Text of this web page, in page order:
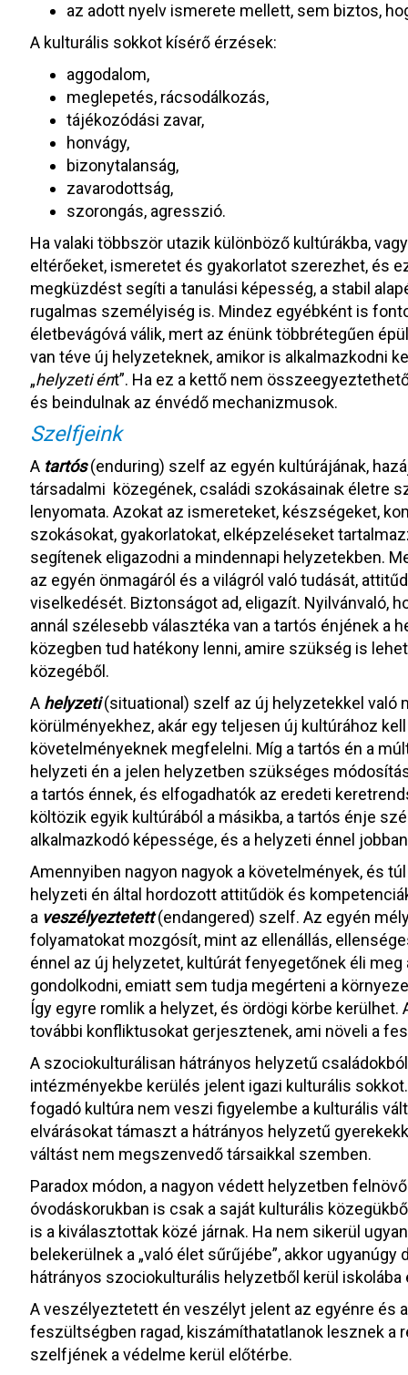
az adott nyelv ismerete mellett, sem biztos,
A kulturális sokkot kísérő érzések:
aggodalom,
meglepetés, rácsodálkozás,
tájékozódási zavar,
honvágy,
bizonytalanság,
zavarodottság,
szorongás, agresszió.
Ha valaki többször utazik különböző kultúrákba,
eltérőeket, ismeretet és gyakorlatot szerezhet, és
megküzdést segíti a tanulási képesség, a stabil
rugalmas személyiség is. Mindez egyébként is
életbevágóvá válik, mert az énünk többrétegűen épül
van téve új helyzeteknek, amikor is alkalmazkodni
„helyzeti ént”. Ha ez a kettő nem
és beindulnak az énvédő mechanizmusok.
Szelfjeink
A tartós(enduring) szelf az egyén kultúrájának,
társadalmi közegének, családi szokásainak életre
lenyomata. Azokat az ismereteket, készségeket,
szokásokat, gyakorlatokat, elképzeléseket
segítenek eligazodni a mindennapi helyzetekben.
az egyén önmagáról és a világról való tudását,
viselkedését. Biztonságot ad, eligazít. Nyilvánvaló,
annál szélesebb választéka van a tartós énjének a
közegben tud hatékony lenni, amire szükség is
közegéből.
A helyzeti(situational) szelf az új helyzetekkel való
körülményekhez, akár egy teljesen új kultúrához
követelményeknek megfelelni. Míg a tartós én a
helyzeti én a jelen helyzetben szükséges
a tartós énnek, és elfogadhatók az eredeti
költözik egyik kultúrából a másikba, a tartós énje
alkalmazkodó képessége, és a helyzeti énnel
Amennyiben nagyon nagyok a követelmények, és
helyzeti én által hordozott attitűdök és
a veszélyeztetett(endangered) szelf. Az egyén
folyamatokat mozgósít, mint az ellenállás,
énnel az új helyzetet, kultúrát fenyegetőnek éli
gondolkodni, emiatt sem tudja megérteni a
Így egyre romlik a helyzet, és ördögi körbe
további konfliktusokat gerjesztenek, ami növeli a
A szociokulturálisan hátrányos helyzetű
intézményekbe kerülés jelent igazi kulturális
fogadó kultúra nem veszi figyelembe a kulturális
elvárásokat támaszt a hátrányos helyzetű
váltást nem megszenvedő társaikkal szemben.
Paradox módon, a nagyon védett helyzetben
óvodáskorukban is csak a saját kulturális
is a kiválasztottak közé járnak. Ha nem sikerül
belekerülnek a „való élet sűrűjébe”, akkor
hátrányos szociokulturális helyzetből kerül iskolába
A veszélyeztetett én veszélyt jelent az egyénre és
feszültségben ragad, kiszámíthatatlanok lesznek a
szelfjének a védelme kerül előtérbe.